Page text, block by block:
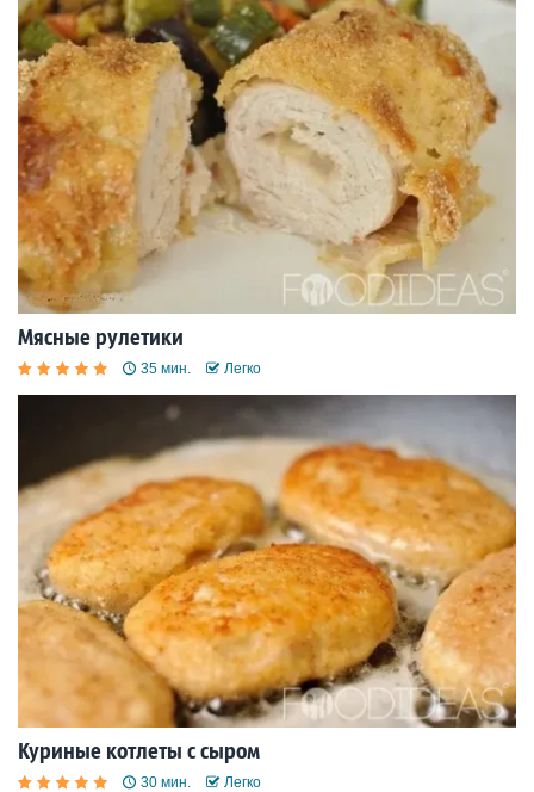
Мясные рулетики
35 мин. Легко
Куриные котлеты с сыром
30 мин. Легко